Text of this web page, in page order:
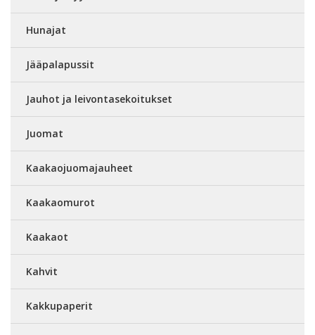
Hunajat
Jääpalapussit
Jauhot ja leivontasekoitukset
Juomat
Kaakaojuomajauheet
Kaakaomurot
Kaakaot
Kahvit
Kakkupaperit